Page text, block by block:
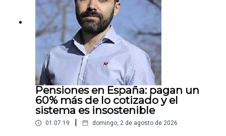
Pensiones en España: pagan un
60% más de lo cotizado y el
sistema es insostenible
01:07:19 domingo, 2 de agosto de 2026